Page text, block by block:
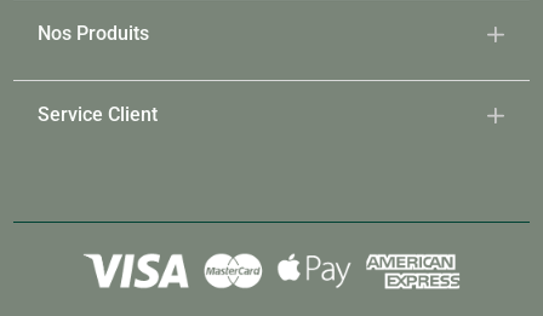
Nos Produits
Service Client